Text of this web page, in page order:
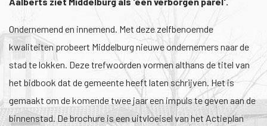
Ondernemend en innemend. Met deze zelfbenoemde
kwaliteiten probeert Middelburg nieuwe ondernemers naar de
stad te lokken. Deze trefwoorden vormen althans de titel van
het bidbook dat de gemeente heeft laten schrijven. Het is
gemaakt om de komende twee jaar een impuls te geven aan de
binnenstad. De brochure is een uitvloeisel van het Actieplan